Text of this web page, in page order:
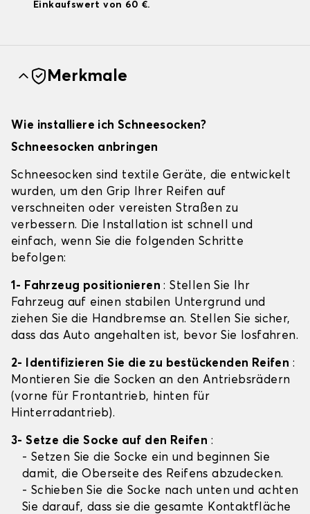
Einkaufswert von 60 €.
Merkmale
Wie installiere ich Schneesocken?
Schneesocken anbringen
Schneesocken sind textile Geräte, die entwickelt
wurden, um den Grip Ihrer Reifen auf
verschneiten oder vereisten Straßen zu
verbessern. Die Installation ist schnell und
einfach, wenn Sie die folgenden Schritte
befolgen:
1- Fahrzeug positionieren: Stellen Sie Ihr
Fahrzeug auf einen stabilen Untergrund und
ziehen Sie die Handbremse an. Stellen Sie sicher,
dass das Auto angehalten ist, bevor Sie losfahren.
2- Identifizieren Sie die zu bestückenden Reifen :
Montieren Sie die Socken an den Antriebsrädern
(vorne für Frontantrieb, hinten für
Hinterradantrieb).
3- Setze die Socke auf den Reifen :
- Setzen Sie die Socke ein und beginnen Sie
damit, die Oberseite des Reifens abzudecken.
- Schieben Sie die Socke nach unten und achten
Sie darauf, dass sie die gesamte Kontaktfläche